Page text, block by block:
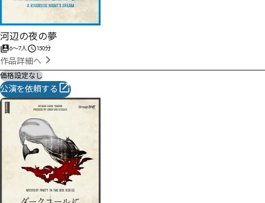
河辺の夜の夢
6〜7人 150分
作品詳細へ
価格設定なし
公演を依頼する